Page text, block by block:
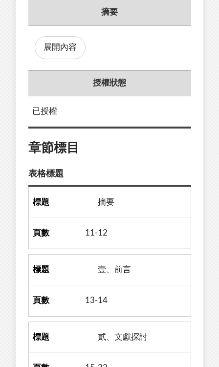
摘要
展開內容
授權狀態
已授權
章節標目
表格標題
摘要
11-12
壹、前言
13-14
貳、文獻探討